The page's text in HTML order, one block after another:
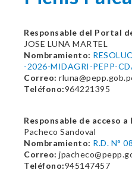
Responsable del Portal
JOSE LUNA MARTEL
Nombramiento:
-2026-MIDAGRI-PEPP-
Correo:
Teléfono:964221395
Responsable de acceso
Pacheco Sandoval
Nombramiento: R.D. N°
Correo:
Teléfono:945147457